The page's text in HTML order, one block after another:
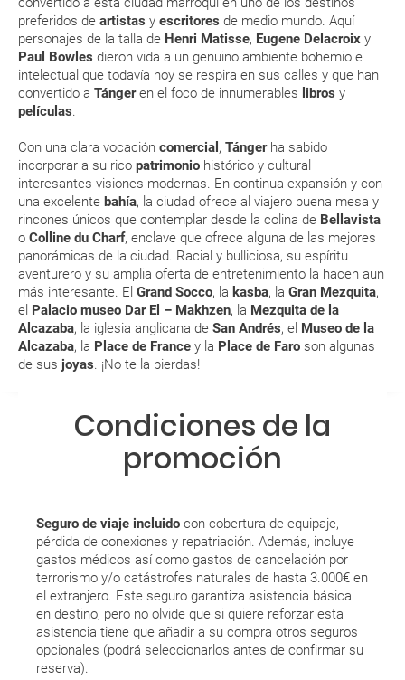
preferidos de artistas y escritores de medio mundo. Aquí
personajes de la talla de Henri Matisse, Eugene Delacroix y
Paul Bowles dieron vida a un genuino ambiente bohemio e
intelectual que todavía hoy se respira en sus calles y que han
convertido a Tángeren el foco de innumerables libros y
películas
Con una clara vocación comercial , Tánger ha sabido
incorporar a su rico patrimonio histórico y cultural
interesantes visiones modernas. En continua expansión y con
una excelente bahía, la ciudad ofrece al viajero buena mesa y
rincones únicos que contemplar desde la colina de Bellavista
o Colline du Charf, enclave que ofrece alguna de las mejores
panorámicas de la ciudad. Racial y bulliciosa, su espíritu
aventurero y su amplia oferta de entretenimiento la hacen aun
más interesante. El Grand Socco, la kasba, la Gran Mezquita,
el Palacio museo Dar El – Makhzen, la Mezquita de la
Alcazaba, la iglesia anglicana de San Andrés, el Museo de la
Alcazaba, la Place de France y la Place de Faro son algunas
de sus joyas . ¡No te la pierdas!
Esta documentación te será requerida en el mostrador de la compañía
aérea a la hora de realizar el check-in el día de la salida.
MODIFICACIÓN ó CANCELACIÓN ¿Puedo anular o
modificar una reserva del viaje? ¿Qué gastos puede
¿Qué caducidad debe tener mi pasaporte para ir
a...?
¿Con cuánta antelación tengo que estar en el
aeropuerto?
RESERVAR ¿Cómo puedo reservar un viaje de
paquete vacacional en la página web?
Al realizar la reserva, uno de los servicios ha
sabré si se confirma el viaje?
¿Cómo sé si hay plazas disponibles en el viaje que
Si tengo los traslados incluidos, ¿dónde debo
dirigirme?
¿Incluye algún seguro de viaje mi reserva?
¿Cuáles son las condiciones generales en las
reservas de viajes?
Condiciones de la
promoción
Seguro de viaje incluido con cobertura de equipaje,
pérdida de conexiones y repatriación. Además, incluye
gastos médicos así como gastos de cancelación por
terrorismo y/o catástrofes naturales de hasta 3.000€ en
el extranjero. Este seguro garantiza asistencia básica
en destino, pero no olvide que si quiere reforzar esta
asistencia tiene que añadir a su compra otros seguros
opcionales (podrá seleccionarlos antes de confirmar su
reserva).